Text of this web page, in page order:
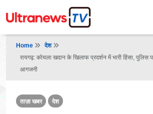
Home
देश
रायगढ़: कोयला खदान के खिलाफ प्रदर्शन में भारी हिंसा, पुलिस
आगजनी
ताज़ा खबर देश